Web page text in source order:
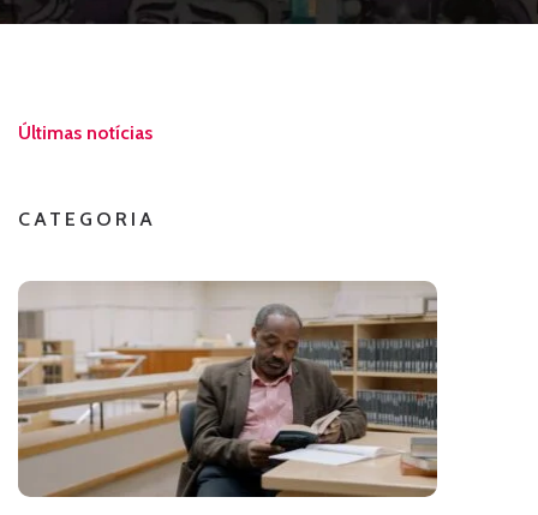
Últimas notícias
CATEGORIA